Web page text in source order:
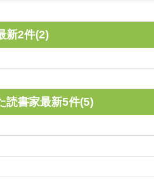
新2件(2)
読書家最新5件(5)